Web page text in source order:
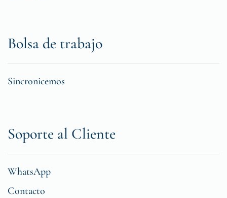
Bolsa de trabajo
Sincronicemos
Soporte al Cliente
WhatsApp
Contacto